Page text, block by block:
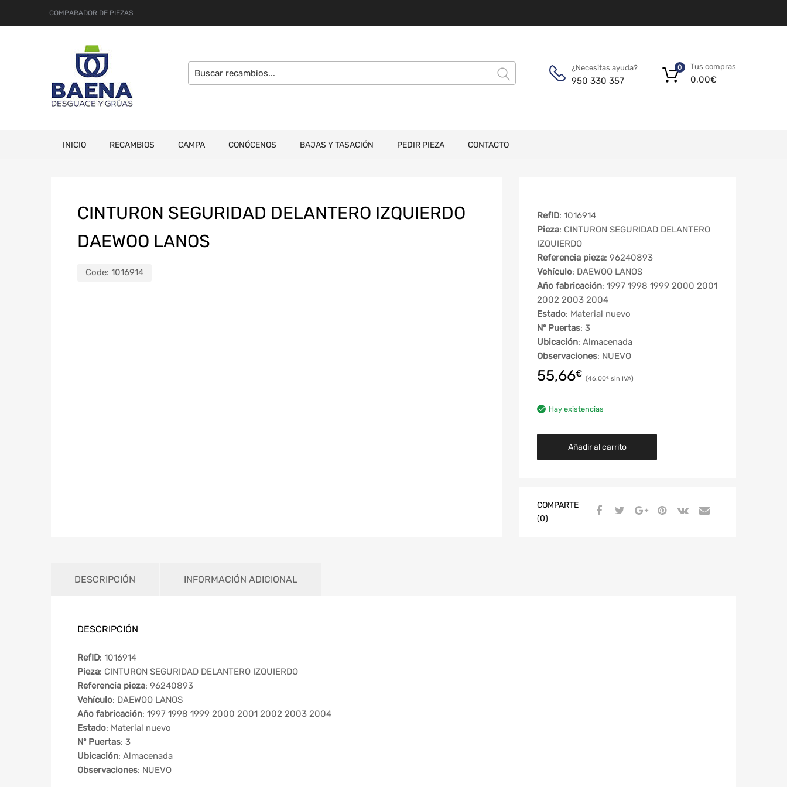
COMPARADOR DE PIEZAS
¿Necesitas ayuda?
950 330 357
Tus compras
0,00€
0
INICIO RECAMBIOS CAMPA CONÓCENOS BAJAS Y TASACIÓN PEDIR PIEZA CONTACTO
CINTURON SEGURIDAD DELANTERO IZQUIERDO
DAEWOO LANOS
Code: 1016914
RefID: 1016914
Pieza: CINTURON SEGURIDAD DELANTERO
IZQUIERDO
Referencia pieza: 96240893
Vehículo: DAEWOO LANOS
Año fabricación: 1997 1998 1999 2000 2001
2002 2003 2004
Estado: Material nuevo
Nº Puertas: 3
Ubicación: Almacenada
Observaciones: NUEVO
55,66€ 46,00€
Hay existencias
Añadir al carrito
COMPARTE
(0)
DESCRIPCIÓN INFORMACIÓN ADICIONAL
DESCRIPCIÓN
RefID: 1016914
Pieza: CINTURON SEGURIDAD DELANTERO IZQUIERDO
Referencia pieza: 96240893
Vehículo: DAEWOO LANOS
Año fabricación: 1997 1998 1999 2000 2001 2002 2003 2004
Estado: Material nuevo
Nº Puertas: 3
Ubicación: Almacenada
Observaciones: NUEVO